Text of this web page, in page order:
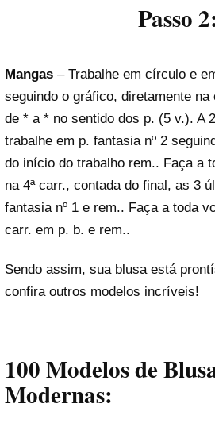
Passo
Mangas – Trabalhe em círculo e
seguindo o gráfico, diretamente
de * a * no sentido dos p. (5 v.). A
trabalhe em p. fantasia nº 2
do início do trabalho rem.. Faça a
na 4ª carr., contada do final, as 3
fantasia nº 1 e rem.. Faça a toda
carr. em p. b. e rem..
Sendo assim, sua blusa está
confira outros modelos incríveis!
100 Modelos de
Modernas: